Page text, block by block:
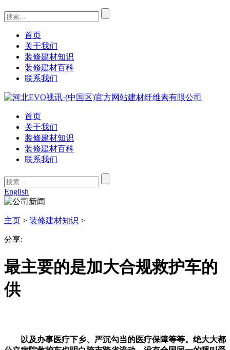
首页
关于我们
装修建材知识
装修建材百科
联系我们
首页
关于我们
装修建材知识
装修建材百科
联系我们
English
主页 > 装修建材知识 >
分享:
最主要的是加大合规救护车的
供
以及办事医疗下乡、严沉勾当的医疗保障等等。绝大大都